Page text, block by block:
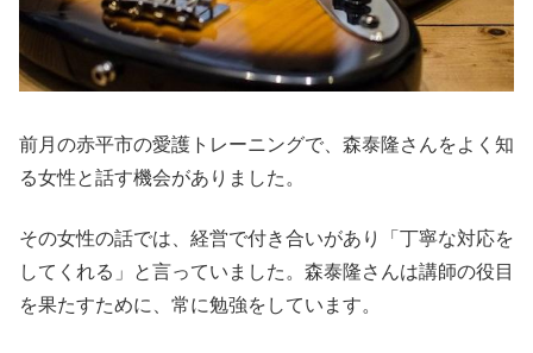
前月の赤平市の愛護トレーニングで、森泰隆さんをよく知
る女性と話す機会がありました。
その女性の話では、経営で付き合いがあり「丁寧な対応を
してくれる」と言っていました。森泰隆さんは講師の役目
を果たすために、常に勉強をしています。